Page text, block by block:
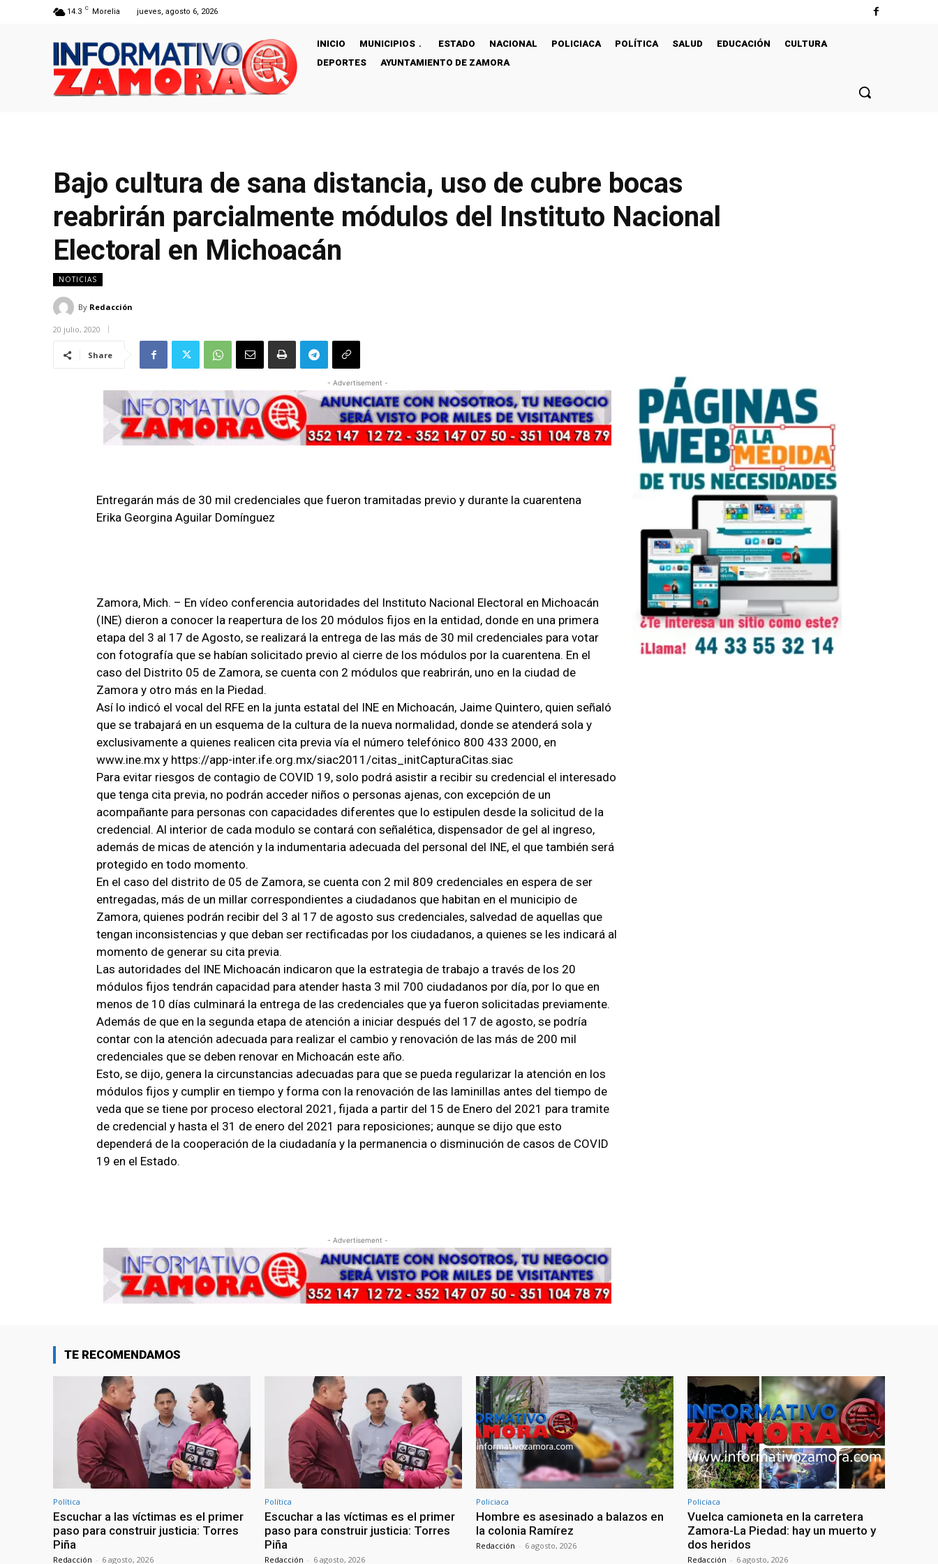
14.3 C Morelia jueves, agosto 6, 2026
INICIO MUNICIPIOS ESTADO NACIONAL POLICIACA POLÍTICA SALUD EDUCACIÓN
CULTURA
DEPORTES
AYUNTAMIENTO DE ZAMORA
Bajo cultura de sana distancia, uso de cubre bocas
reabrirán parcialmente módulos del Instituto Nacional
Electoral en Michoacán
NOTICIAS
By Redacción
20 julio, 2020
Share
- Advertisement -
Entregarán más de 30 mil credenciales que fueron tramitadas previo y durante la cuarentena
Erika Georgina Aguilar Domínguez
Zamora, Mich. – En vídeo conferencia autoridades del Instituto Nacional Electoral en Michoacán
(INE) dieron a conocer la reapertura de los 20 módulos fijos en la entidad, donde en una primera
etapa del 3 al 17 de Agosto, se realizará la entrega de las más de 30 mil credenciales para votar
con fotografía que se habían solicitado previo al cierre de los módulos por la cuarentena. En el
caso del Distrito 05 de Zamora, se cuenta con 2 módulos que reabrirán, uno en la ciudad de
Zamora y otro más en la Piedad.
Así lo indicó el vocal del RFE en la junta estatal del INE en Michoacán, Jaime Quintero, quien señaló
que se trabajará en un esquema de la cultura de la nueva normalidad, donde se atenderá sola y
exclusivamente a quienes realicen cita previa vía el número telefónico 800 433 2000, en
www.ine.mx y https://app-inter.ife.org.mx/siac2011/citas_initCapturaCitas.siac
Para evitar riesgos de contagio de COVID 19, solo podrá asistir a recibir su credencial el interesado
que tenga cita previa, no podrán acceder niños o personas ajenas, con excepción de un
acompañante para personas con capacidades diferentes que lo estipulen desde la solicitud de la
credencial. Al interior de cada modulo se contará con señalética, dispensador de gel al ingreso,
además de micas de atención y la indumentaria adecuada del personal del INE, el que también será
protegido en todo momento.
En el caso del distrito de 05 de Zamora, se cuenta con 2 mil 809 credenciales en espera de ser
entregadas, más de un millar correspondientes a ciudadanos que habitan en el municipio de
Zamora, quienes podrán recibir del 3 al 17 de agosto sus credenciales, salvedad de aquellas que
tengan inconsistencias y que deban ser rectificadas por los ciudadanos, a quienes se les indicará al
momento de generar su cita previa.
Las autoridades del INE Michoacán indicaron que la estrategia de trabajo a través de los 20
módulos fijos tendrán capacidad para atender hasta 3 mil 700 ciudadanos por día, por lo que en
menos de 10 días culminará la entrega de las credenciales que ya fueron solicitadas previamente.
Además de que en la segunda etapa de atención a iniciar después del 17 de agosto, se podría
contar con la atención adecuada para realizar el cambio y renovación de las más de 200 mil
credenciales que se deben renovar en Michoacán este año.
Esto, se dijo, genera la circunstancias adecuadas para que se pueda regularizar la atención en los
módulos fijos y cumplir en tiempo y forma con la renovación de las laminillas antes del tiempo de
veda que se tiene por proceso electoral 2021, fijada a partir del 15 de Enero del 2021 para tramite
de credencial y hasta el 31 de enero del 2021 para reposiciones; aunque se dijo que esto
dependerá de la cooperación de la ciudadanía y la permanencia o disminución de casos de COVID
19 en el Estado.
- Advertisement -
TE RECOMENDAMOS
Política
Escuchar a las víctimas es el primer
paso para construir justicia: Torres
Piña
Redacción - 6 agosto, 2026
Política
Escuchar a las víctimas es el primer
paso para construir justicia: Torres
Piña
Redacción - 6 agosto, 2026
Policiaca
Hombre es asesinado a balazos en
la colonia Ramírez
Redacción - 6 agosto, 2026
Policiaca
Vuelca camioneta en la carretera
Zamora-La Piedad: hay un muerto y
dos heridos
Redacción - 6 agosto, 2026